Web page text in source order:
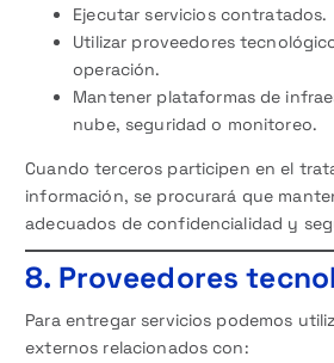
Ejecutar servicios contratados.
Utilizar proveedores
operación.
Mantener plataformas de
nube, seguridad o monitoreo.
Cuando terceros participen en el
información, se procurará que
adecuados de confidencialidad y
8. Proveedores
Para entregar servicios podemos
externos relacionados con: